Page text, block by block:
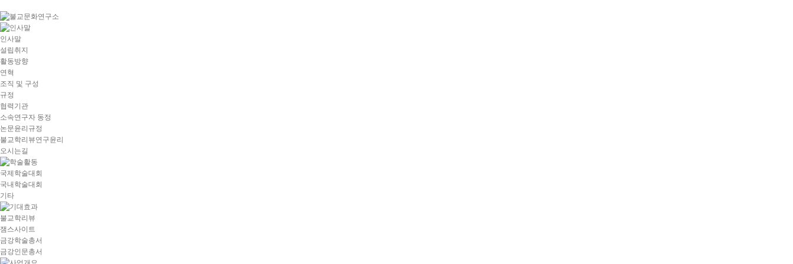
Local
Navigation
goto
Service
goto
copyright
인사말
설립취지
활동방향
연혁
조직 및 구성
규정
협력기관
소속연구자 동정
논문윤리규정
불교학리뷰연구윤리
오시는길
국제학술대회
국내학술대회
기타
불교학리뷰
잼스사이트
금강학술총서
금강인문총서